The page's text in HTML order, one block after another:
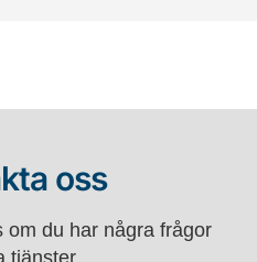
oss
om du har några frågor
tjänster,